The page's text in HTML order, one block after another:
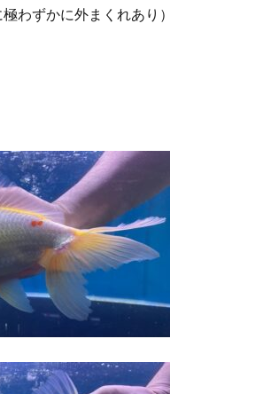
極わずかに外まくれあり）